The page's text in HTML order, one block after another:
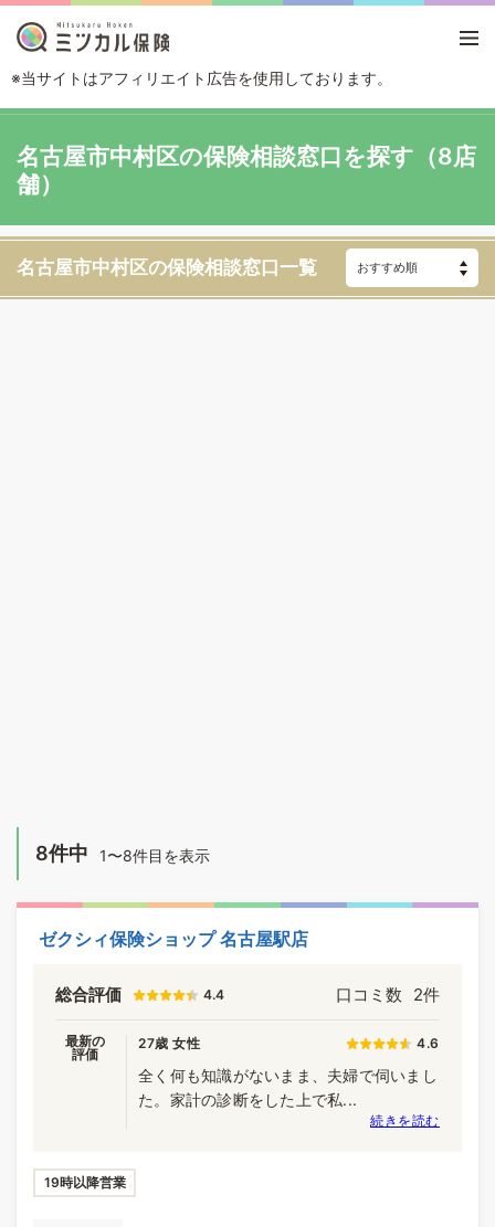
※当サイトはアフィリエイト広告を使用しております。
名古屋 名古屋市中村区
名古屋市中村区の保険相談窓口を探す（8店
舗）
名古屋市中村区の保険相談窓口一覧
8件中 1〜8件目を表示
ゼクシィ保険ショップ 名古屋駅店
総合評価 4.4 口コミ数 2件
最新の
評価
27歳 女性 4.6
全く何も知識がないまま、夫婦で伺いまし
た。家計の診断をした上で私...
続きを読む
19時以降営業